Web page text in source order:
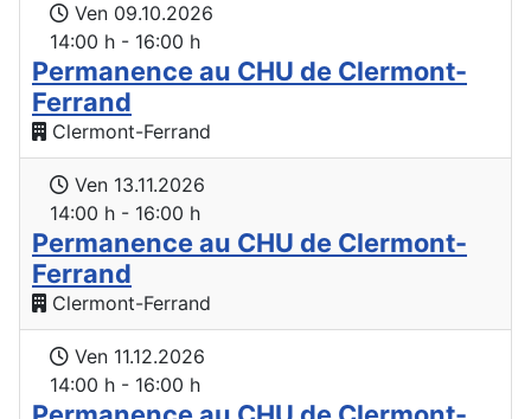
Ven 09.10.2026
14:00 h - 16:00 h
Permanence au CHU de Clermont-
Ferrand
Clermont-Ferrand
Ven 13.11.2026
14:00 h - 16:00 h
Permanence au CHU de Clermont-
Ferrand
Clermont-Ferrand
Ven 11.12.2026
14:00 h - 16:00 h